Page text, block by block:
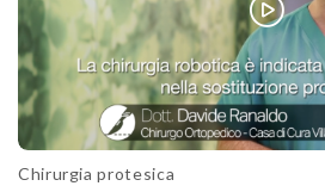
Chirurgia protesica